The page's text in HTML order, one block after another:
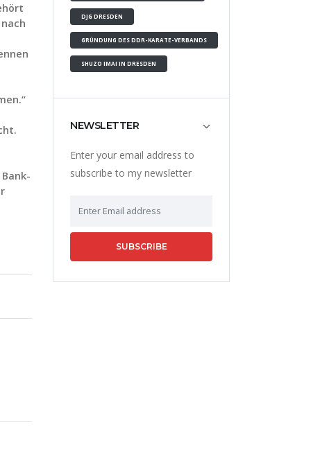
DJG DRESDEN
GRÜNDUNG DES DDR-KARATE-VERBANDS
SHUZO IMAI IN DRESDEN
NEWSLETTER
Enter your email address to
subscribe to my newsletter
SUBSCRIBE